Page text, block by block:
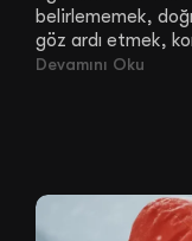
belirlememek,
göz ardı etmek,
Devamını Oku